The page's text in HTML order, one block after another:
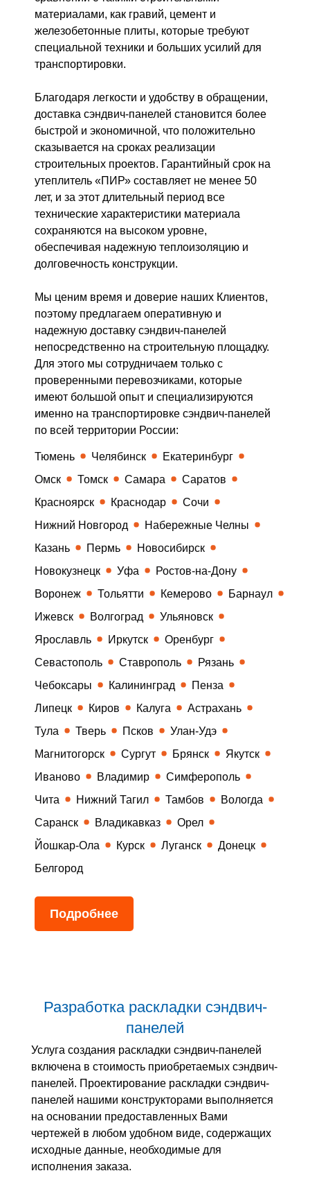
материалами, как гравий, цемент и
железобетонные плиты, которые требуют
специальной техники и больших усилий для
транспортировки.
Благодаря легкости и удобству в обращении,
доставка сэндвич-панелей становится более
быстрой и экономичной, что положительно
сказывается на сроках реализации
строительных проектов. Гарантийный срок на
утеплитель «ПИР» составляет не менее 50
лет, и за этот длительный период все
технические характеристики материала
сохраняются на высоком уровне,
обеспечивая надежную теплоизоляцию и
долговечность конструкции.
Мы ценим время и доверие наших Клиентов,
поэтому предлагаем оперативную и
надежную доставку сэндвич-панелей
непосредственно на строительную площадку.
Для этого мы сотрудничаем только с
проверенными перевозчиками, которые
имеют большой опыт и специализируются
именно на транспортировке сэндвич-панелей
по всей территории России:
Тюмень Челябинск
Екатеринбург
Омск
Томск Самара
Саратов
Красноярск
Краснодар
Сочи
Нижний Новгород
Набережные Челны
Казань
Пермь
Новосибирск
Новокузнецк
Уфа
Ростов-на-Дону
Воронеж
Тольятти Кемерово
Барнаул
Ижевск
Волгоград
Ульяновск
Ярославль
Иркутск
Оренбург
Севастополь
Ставрополь
Рязань
Чебоксары
Калининград
Пенза
Липецк
Киров Калуга
Астрахань
Тула
Тверь Псков
Улан-Удэ
Магнитогорск
Сургут Брянск
Якутск
Иваново
Владимир
Симферополь
Чита
Нижний Тагил Тамбов
Вологда
Саранск
Владикавказ
Орел
Йошкар-Ола
Курск Луганск
Донецк
Белгород
Подробнее
Разработка раскладки сэндвич-
панелей
Услуга создания раскладки сэндвич-панелей
включена в стоимость приобретаемых сэндвич-
панелей. Проектирование раскладки сэндвич-
панелей нашими конструкторами выполняется
на основании предоставленных Вами
чертежей в любом удобном виде, содержащих
исходные данные, необходимые для
исполнения заказа.